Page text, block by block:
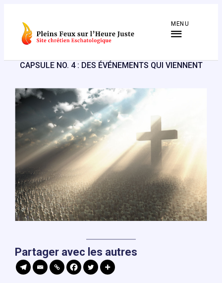
contenu
MENU
CAPSULE NO. 4 : DES ÉVÉNEMENTS QUI VIENNENT
Partager avec les autres